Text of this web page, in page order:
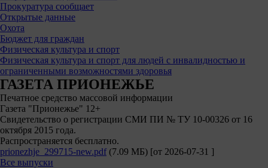
Прокуратура сообщает
Открытые данные
Охота
Бюджет для граждан
Физическая культура и спорт
Физическая культура и спорт для людей с инвалидностью и
ограниченными возможностями здоровья
ГАЗЕТА ПРИОНЕЖЬЕ
Печатное средство массовой информации
Газета "Прионежье" 12+
Свидетельство о регистрации СМИ ПИ № ТУ 10-00326 от 16
октября 2015 года.
Распространяется бесплатно.
prionezhje_299715-new.pdf (7.09 МБ) [от 2026-07-31 ]
Все выпуски